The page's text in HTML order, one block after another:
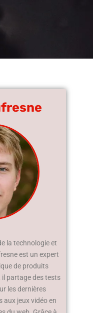
la technologie et
est un expert
de produits
il partage des tests
les dernières
aux jeux vidéo en